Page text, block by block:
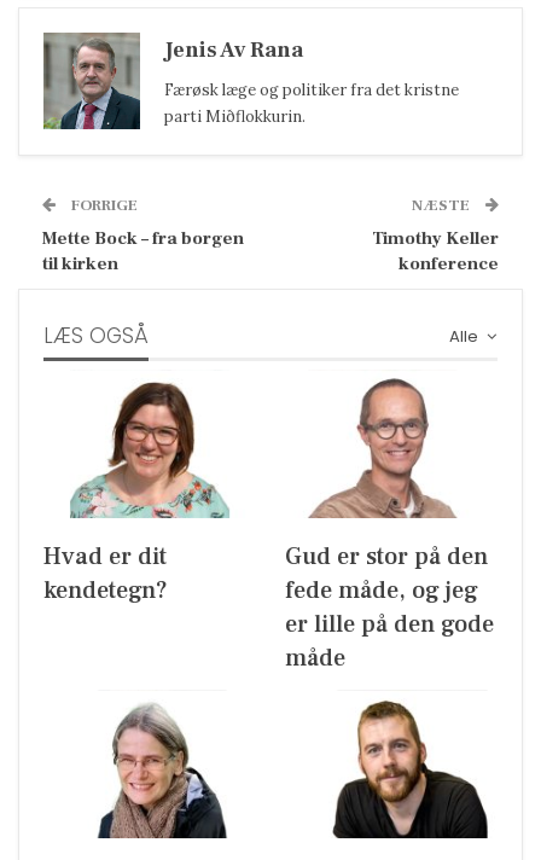
Jenis Av Rana
Færøsk læge og politiker fra det kristne
parti Miðflokkurin.
FORRIGE
Mette Bock – fra borgen
til kirken
NÆSTE
Timothy Keller
konference
Alle
LÆS OGSÅ
Hvad er dit
kendetegn?
Gud er stor på den
fede måde, og jeg
er lille på den gode
måde